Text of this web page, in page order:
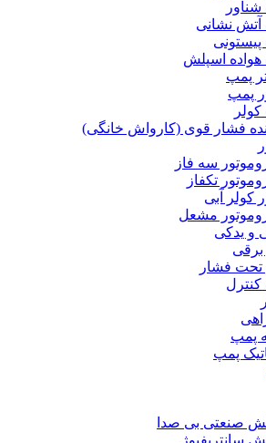
نشانی
اسپلش
پمپ
پمپ
فشار قوی (کارواش خانگی)
سه فاز
تکفاز
کولر آبی
مشعل
و یدکی
تحت فشار
پمپ
پمپ
صنعتی بی صدا